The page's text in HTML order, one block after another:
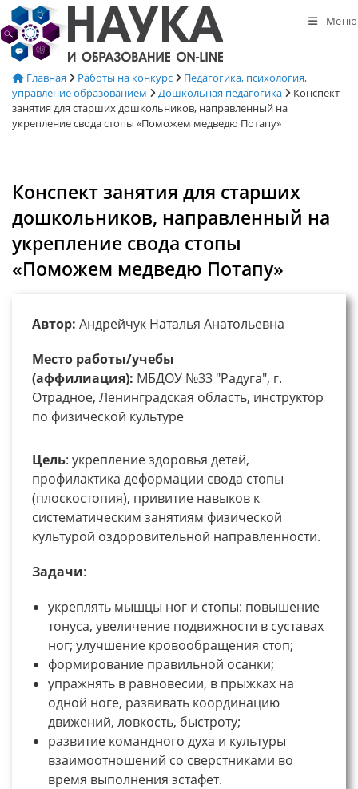
Перейти
к
содержимому
Меню
Главная Работы на конкурс
Педагогика, психология,
управление образованием
Дошкольная педагогика
Конспект
занятия для старших дошкольников, направленный на
укрепление свода стопы «Поможем медведю Потапу»
Конспект занятия для старших
дошкольников, направленный на
укрепление свода стопы
«Поможем медведю Потапу»
Автор: Андрейчук Наталья Анатольевна
Место работы/учебы
(аффилиация): МБДОУ №33 "Радуга", г.
Отрадное, Ленинградская область, инструктор
по физической культуре
Цель: укрепление здоровья детей,
профилактика деформации свода стопы
(плоскостопия), привитие навыков к
систематическим занятиям физической
культурой оздоровительной направленности.
Задачи:
укреплять мышцы ног и стопы: повышение
тонуса, увеличение подвижности в суставах
ног; улучшение кровообращения стоп;
формирование правильной осанки;
упражнять в равновесии, в прыжках на
одной ноге, развивать координацию
движений, ловкость, быстроту;
развитие командного духа и культуры
взаимоотношений со сверстниками во
время выполнения эстафет.